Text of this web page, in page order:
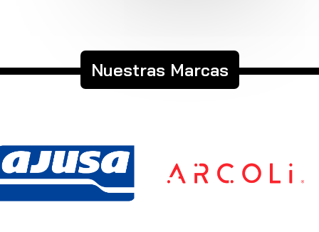
Nuestras Marcas